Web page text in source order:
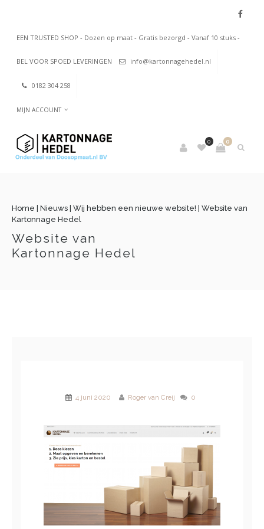
EEN TRUSTED SHOP - Dozen op maat - Gratis bezorgd - Vanaf 10 stuks -
BEL VOOR SPOED LEVERINGEN info@kartonnagehedel.nl
0182 304 258
MIJN ACCOUNT
0
0
Home Nieuws Wij hebben een nieuwe website!
Website van
Kartonnage Hedel
Website van
Kartonnage Hedel
4 juni 2020 Roger van Creij 0